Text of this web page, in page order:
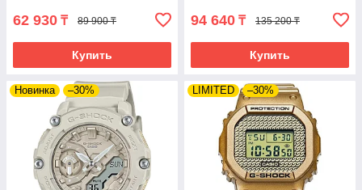
62 930 ₸ 89 900 ₸
Купить
94 640 ₸ 135 200 ₸
Купить
Новинка –30% LIMITED –30%